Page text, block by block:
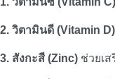
2. วิตามินดี (Vitamin D)
3. สังกะสี (Zinc) ช่วยเ